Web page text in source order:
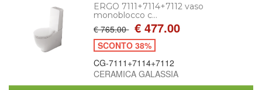
ERGO 7111+7114+7112 vaso
monoblocco c...
€ 765.00 € 477.00
SCONTO 38%
CG-7111+7114+7112
CERAMICA GALASSIA